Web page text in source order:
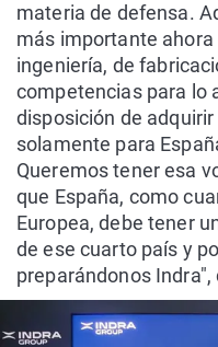
materia de defensa.
más importante
ingeniería, de
competencias para lo
disposición de
solamente para
Queremos tener esa
que España, como
Europea, debe tener
de ese cuarto país y
preparándonos Indra",